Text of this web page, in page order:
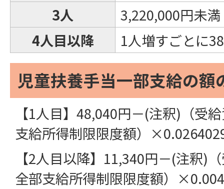
3人
3,220,000円未満
4人目以降
1人増すごとに
児童扶養手当一部支給の額
【1人目】48,040円－(注釈)（受
支給所得制限限度額）
【2人目以降】11,340円－(注釈)
全部支給所得制限限度額）